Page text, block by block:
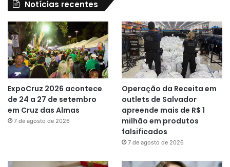
Notícias recentes
ExpoCruz 2026 acontece
de 24 a 27 de setembro
em Cruz das Almas
7 de agosto de 2026
Operação da Receita em
outlets de Salvador
apreende mais de R$ 1
milhão em produtos
falsificados
7 de agosto de 2026